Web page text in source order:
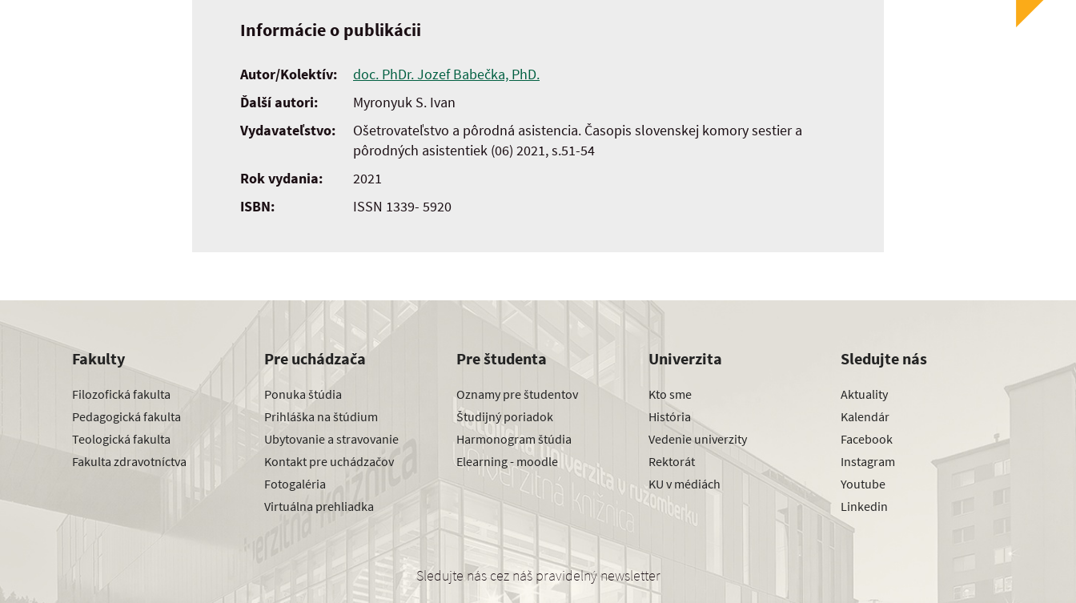
Informácie o publikácii
Autor/Kolektív:
doc. PhDr. Jozef Babečka, PhD.
Ďalší autori:
Myronyuk S. Ivan
Vydavateľstvo:
Ošetrovateľstvo a pôrodná asistencia. Časopis slovenskej komory sestier a
pôrodných asistentiek (06) 2021, s.51-54
Rok vydania:
2021
ISBN:
ISSN 1339- 5920
Fakulty
Filozofická fakulta
Pedagogická fakulta
Teologická fakulta
Fakulta zdravotníctva
Pre uchádzača
Ponuka štúdia
Prihláška na štúdium
Ubytovanie a stravovanie
Kontakt pre uchádzačov
Fotogaléria
Virtuálna prehliadka
Pre študenta
Oznamy pre študentov
Študijný poriadok
Harmonogram štúdia
Elearning - moodle
Univerzita
Kto sme
História
Vedenie univerzity
Rektorát
KU v médiách
Sledujte nás
Aktuality
Kalendár
Facebook
Instagram
Youtube
Linkedin
Sledujte nás cez náš pravidelný newsletter